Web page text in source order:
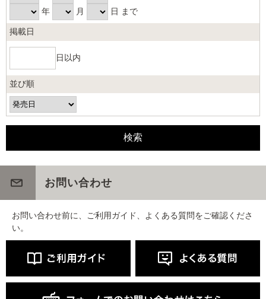
年
月 日 まで
掲載日
日以内
並び順
お問い合わせ
お問い合わせ前に、ご利用ガイド、よくある質問をご確認くださ
い。